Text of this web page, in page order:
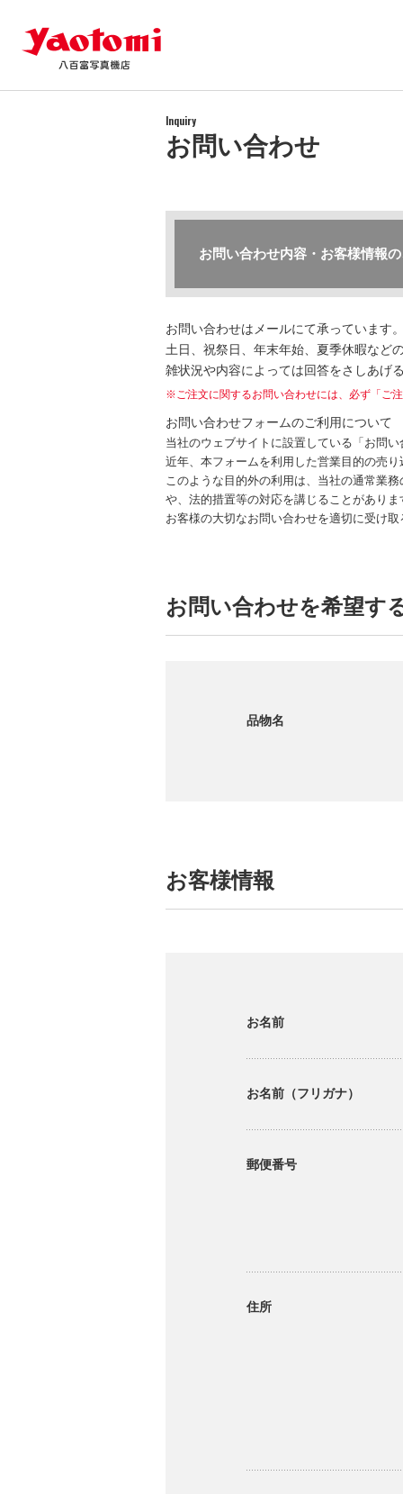
Inquiry
お問い合わせ
お問い合わせ内容・お客様情報
お問い合わせはメールにて承っています
土日、祝祭日、年末年始、夏季休暇など
雑状況や内容によっては回答をさしあげ
※ご注文に関するお問い合わせには、必ず「ご
お問い合わせフォームのご利用について
当社のウェブサイトに設置している「お問
近年、本フォームを利用した営業目的の売
このような目的外の利用は、当社の通常業
や、法的措置等の対応を講じることがありま
お客様の大切なお問い合わせを適切に受け
お問い合わせを希望す
品物名
お客様情報
お名前
お名前（フリガナ）
郵便番号
住所